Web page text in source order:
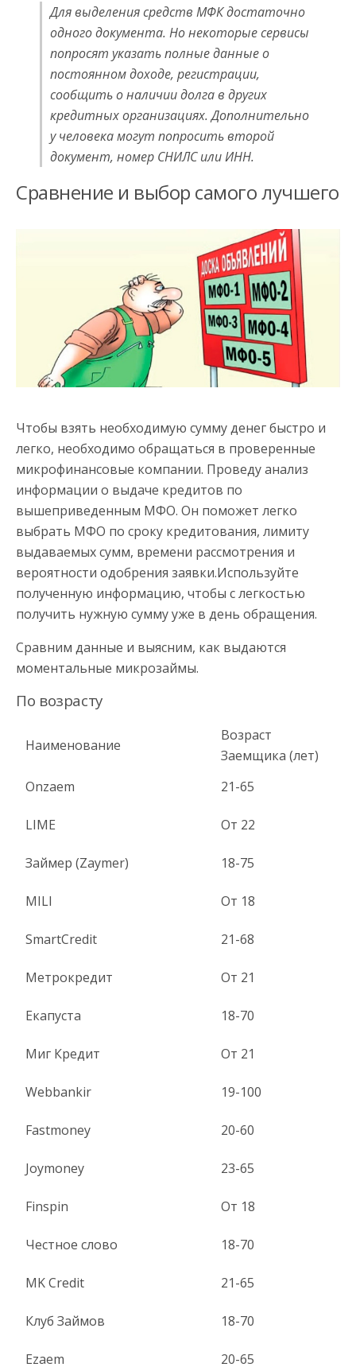
Для выделения средств МФК достаточно
одного документа. Но некоторые сервисы
попросят указать полные данные о
постоянном доходе, регистрации,
сообщить о наличии долга в других
кредитных организациях. Дополнительно
у человека могут попросить второй
документ, номер СНИЛС или ИНН.
Сравнение и выбор самого лучшего
Чтобы взять необходимую сумму денег быстро и
легко, необходимо обращаться в проверенные
микрофинансовые компании. Проведу анализ
информации о выдаче кредитов по
вышеприведенным МФО. Он поможет легко
выбрать МФО по сроку кредитования, лимиту
выдаваемых сумм, времени рассмотрения и
вероятности одобрения заявки.Используйте
полученную информацию, чтобы с легкостью
получить нужную сумму уже в день обращения.
Сравним данные и выясним, как выдаются
моментальные микрозаймы.
По возрасту
Наименование
Возраст
Заемщика (лет)
Onzaem
21-65
LIME От 22
Займер (Zaymer) 18-75
MILI От 18
SmartCredit 21-68
Метрокредит От 21
Екапуста 18-70
Миг Кредит От 21
Webbankir 19-100
Fastmoney 20-60
Joymoney 23-65
Finspin От 18
Честное слово 18-70
MK Credit 21-65
Клуб Займов 18-70
Ezaem 20-65